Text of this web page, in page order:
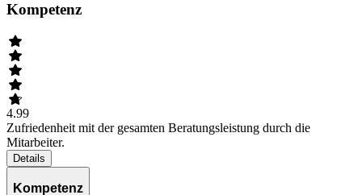
Kompetenz
4.99
Zufriedenheit mit der gesamten Beratungsleistung durch die
Mitarbeiter.
Details
Kompetenz